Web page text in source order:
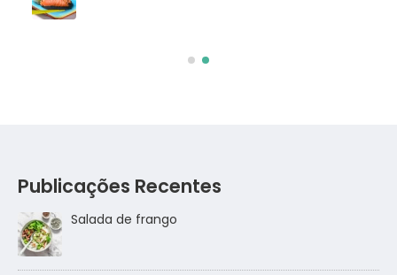
Publicações Recentes
Salada de frango